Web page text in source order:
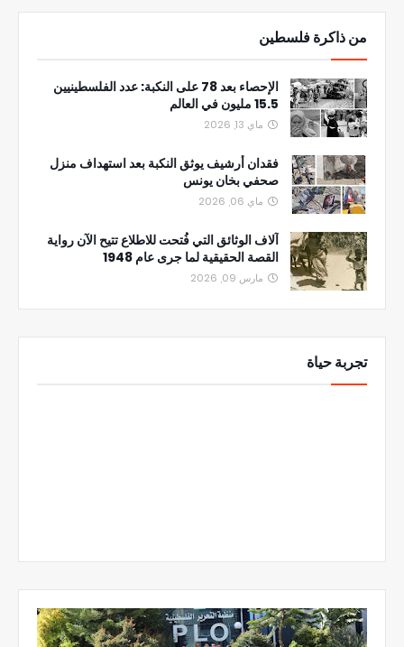
من ذاكرة فلسطين
الإحصاء بعد 78 على النكبة: عدد الفلسطينيين
15.5 مليون في العالم
ماي 13, 2026
فقدان أرشيف يوثق النكبة بعد استهداف منزل
صحفي بخان يونس
ماي 06, 2026
آلاف الوثائق التي فُتحت للاطلاع تتيح الآن رواية
القصة الحقيقية لما جرى عام 1948
مارس 09, 2026
تجربة حياة